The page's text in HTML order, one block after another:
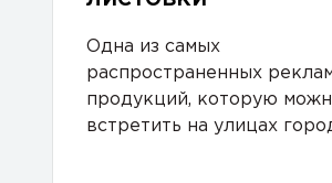
Одна из самых
распространенных
продукций, которую
встретить на улицах